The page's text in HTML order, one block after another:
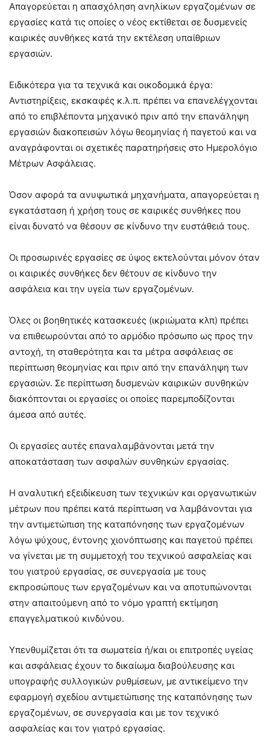
Απαγορεύεται η απασχόληση ανηλίκων εργαζομένων σε
εργασίες κατά τις οποίες ο νέος εκτίθεται σε δυσμενείς
καιρικές συνθήκες κατά την εκτέλεση υπαίθριων
εργασιών.
Ειδικότερα για τα τεχνικά και οικοδομικά έργα:
Αντιστηρίξεις, εκσκαφές κ.λ.π. πρέπει να επανελέγχονται
από το επιβλέποντα μηχανικό πριν από την επανάληψη
εργασιών διακοπεισών λόγω θεομηνίας ή παγετού και να
αναγράφονται οι σχετικές παρατηρήσεις στο Ημερολόγιο
Μέτρων Ασφάλειας.
Όσον αφορά τα ανυψωτικά μηχανήματα, απαγορεύεται η
εγκατάσταση ή χρήση τους σε καιρικές συνθήκες που
είναι δυνατό να θέσουν σε κίνδυνο την ευστάθειά τους.
Οι προσωρινές εργασίες σε ύψος εκτελούνται μόνον όταν
οι καιρικές συνθήκες δεν θέτουν σε κίνδυνο την
ασφάλεια και την υγεία των εργαζομένων.
Όλες οι βοηθητικές κατασκευές (ικριώματα κλπ) πρέπει
να επιθεωρούνται από το αρμόδιο πρόσωπο ως προς την
αντοχή, τη σταθερότητα και τα μέτρα ασφάλειας σε
περίπτωση θεομηνίας και πριν από την επανάληψη των
εργασιών. Σε περίπτωση δυσμενών καιρικών συνθηκών
διακόπτονται οι εργασίες οι οποίες παρεμποδίζονται
άμεσα από αυτές.
Οι εργασίες αυτές επαναλαμβάνονται μετά την
αποκατάσταση των ασφαλών συνθηκών εργασίας.
Η αναλυτική εξειδίκευση των τεχνικών και οργανωτικών
μέτρων που πρέπει κατά περίπτωση να λαμβάνονται για
την αντιμετώπιση της καταπόνησης των εργαζομένων
λόγω ψύχους, έντονης χιονόπτωσης και παγετού πρέπει
να γίνεται με τη συμμετοχή του τεχνικού ασφαλείας και
του γιατρού εργασίας, σε συνεργασία με τους
εκπροσώπους των εργαζομένων και να αποτυπώνονται
στην απαιτούμενη από το νόμο γραπτή εκτίμηση
επαγγελματικού κινδύνου.
Υπενθυμίζεται ότι τα σωματεία ή/και οι επιτροπές υγείας
και ασφάλειας έχουν το δικαίωμα διαβούλευσης και
υπογραφής συλλογικών ρυθμίσεων, με αντικείμενο την
εφαρμογή σχεδίου αντιμετώπισης της καταπόνησης των
εργαζομένων, σε συνεργασία και με τον τεχνικό
ασφαλείας και τον γιατρό εργασίας.